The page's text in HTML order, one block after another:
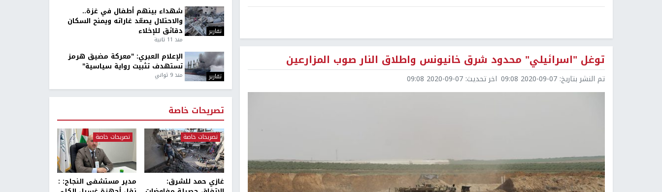
توغل "اسرائيلي" محدود شرق خانيونس واطلاق النار صوب المزارعين
تم النشر بتاريخ: 2020-09-07 09:08 اخر تحديث: 2020-09-07 09:08
تقارير
شهداء بينهم أطفال في غزة..
والاحتلال يصعّد غاراته ويمنح السكان
دقائق للإخلاء
منذ 11 ثانية
تقارير
الإعلام العبري: "معركة مضيق هرمز
تستهدف تثبيت رواية سياسية"
منذ 9 ثواني
تصريحات خاصة
تصريحات خاصة
غازي حمد للشرق:
تصريحات خاصة
مدير مستشفى النجاح: :